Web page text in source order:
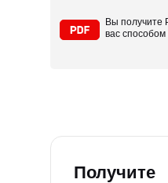
Вы получите
вас
Получите